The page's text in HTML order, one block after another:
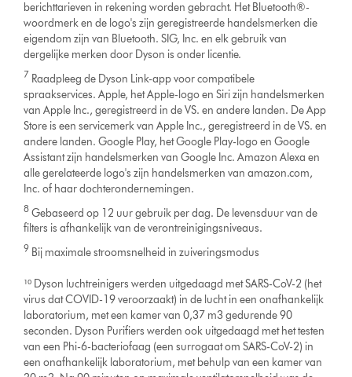
berichttarieven in rekening worden gebracht. Het Bluetooth®-
woordmerk en de logo's zijn geregistreerde handelsmerken die
eigendom zijn van Bluetooth. SIG, Inc. en elk gebruik van
dergelijke merken door Dyson is onder licentie.
7 Raadpleeg de Dyson Link-app voor compatibele
spraakservices. Apple, het Apple-logo en Siri zijn handelsmerken
van Apple Inc., geregistreerd in de VS. en andere landen. De App
Store is een servicemerk van Apple Inc., geregistreerd in de VS. en
andere landen. Google Play, het Google Play-logo en Google
Assistant zijn handelsmerken van Google Inc. Amazon Alexa en
alle gerelateerde logo's zijn handelsmerken van amazon.com,
Inc. of haar dochterondernemingen.
8 Gebaseerd op 12 uur gebruik per dag. De levensduur van de
filters is afhankelijk van de verontreinigingsniveaus.
9 Bij maximale stroomsnelheid in zuiveringsmodus
¹⁰ Dyson luchtreinigers werden uitgedaagd met SARS-CoV-2 (het
virus dat COVID-19 veroorzaakt) in de lucht in een onafhankelijk
laboratorium, met een kamer van 0,37 m3 gedurende 90
seconden. Dyson Purifiers werden ook uitgedaagd met het testen
van een Phi-6-bacteriofaag (een surrogaat om SARS-CoV-2) in
een onafhankelijk laboratorium, met behulp van een kamer van